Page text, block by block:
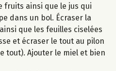
fruits ainsi que le jus qui
dans un bol. Écraser la
que les feuilles ciselées
et écraser le tout au pilon
tout). Ajouter le miel et bien